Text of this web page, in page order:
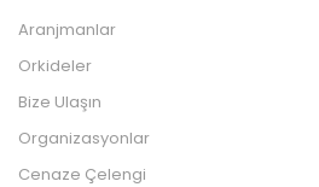
Aranjmanlar
Orkideler
Bize Ulaşın
Organizasyonlar
Cenaze Çelengi